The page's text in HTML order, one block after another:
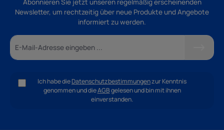
Abonnieren Sie jetzt unseren regelmäßig erscheinenden
Newsletter, um rechtzeitig über neue Produkte und Angebote
informiert zu werden.
Ich habe dieDatenschutzbestimmungenzur Kenntnis
genommen und dieAGBgelesen und bin mit ihnen
einverstanden.